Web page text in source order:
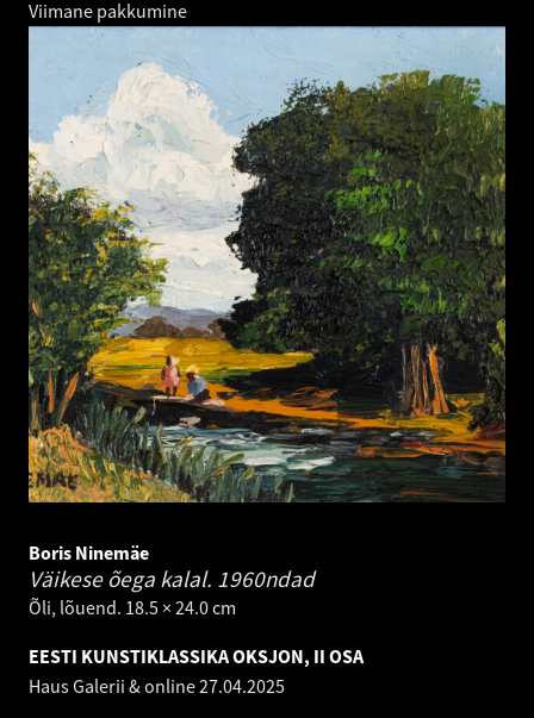
Viimane pakkumine
Boris Ninemäe
Väikese õega kalal. 1960ndad
Õli, lõuend. 18.5 × 24.0 cm
EESTI KUNSTIKLASSIKA OKSJON, II OSA
Haus Galerii & online27.04.2025